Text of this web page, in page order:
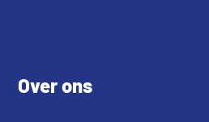
Over ons